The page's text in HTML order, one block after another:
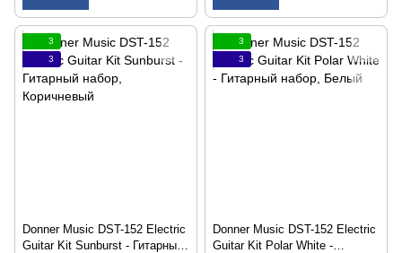
3
3
Donner Music DST-152 Electric
Guitar Kit Sunburst - Гитарный
3
3
Donner Music DST-152 Electric
Guitar Kit Polar White -